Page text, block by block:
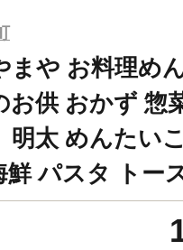
まや お料理め
お供 おかず 惣
明太 めんたい
鮮 パスタ トー